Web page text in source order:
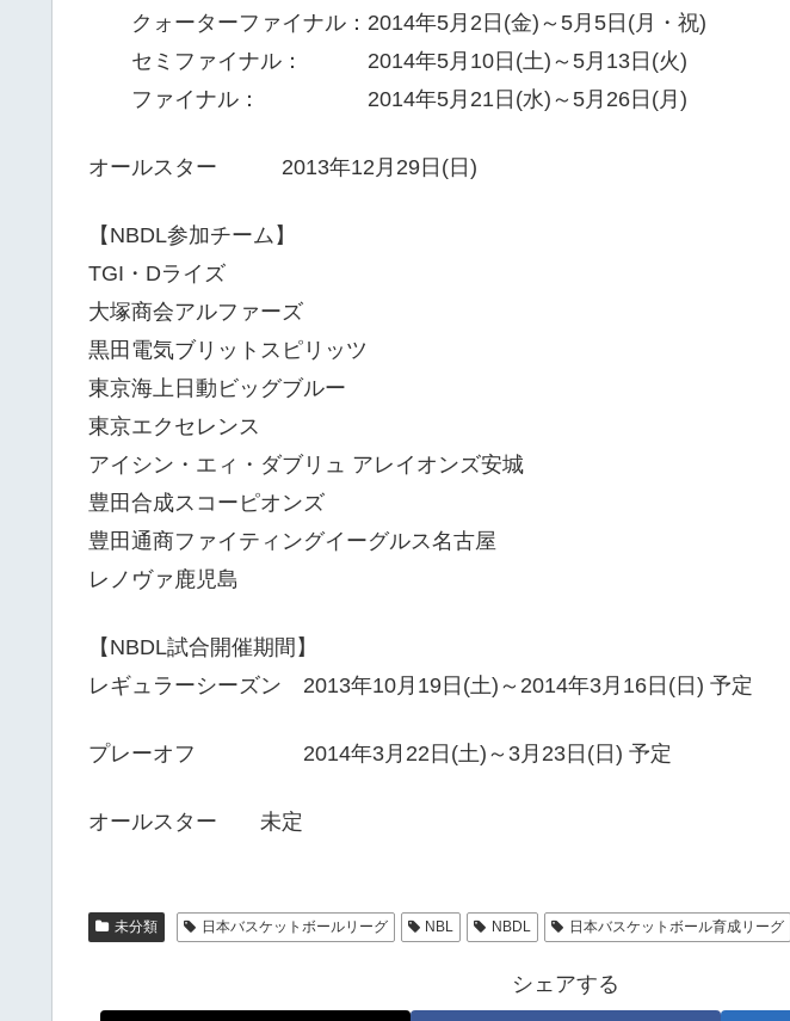
クォーターファイナル：2014年5月2日(金)～5月5日(月・祝)
セミファイナル： 2014年5月10日(土)～5月13日(火)
ファイナル： 2014年5月21日(水)～5月26日(月)
オールスター 2013年12月29日(日)
【NBDL参加チーム】
TGI・Dライズ
大塚商会アルファーズ
黒田電気ブリットスピリッツ
東京海上日動ビッグブルー
東京エクセレンス
アイシン・エィ・ダブリュ アレイオンズ安城
豊田合成スコーピオンズ
豊田通商ファイティングイーグルス名古屋
レノヴァ鹿児島
【NBDL試合開催期間】
レギュラーシーズン 2013年10月19日(土)～2014年3月16日(日) 予定
プレーオフ 2014年3月22日(土)～3月23日(日) 予定
オールスター 未定
未分類 日本バスケットボールリーグ NBL NBDL 日本バスケットボール育成リーグ
シェアする